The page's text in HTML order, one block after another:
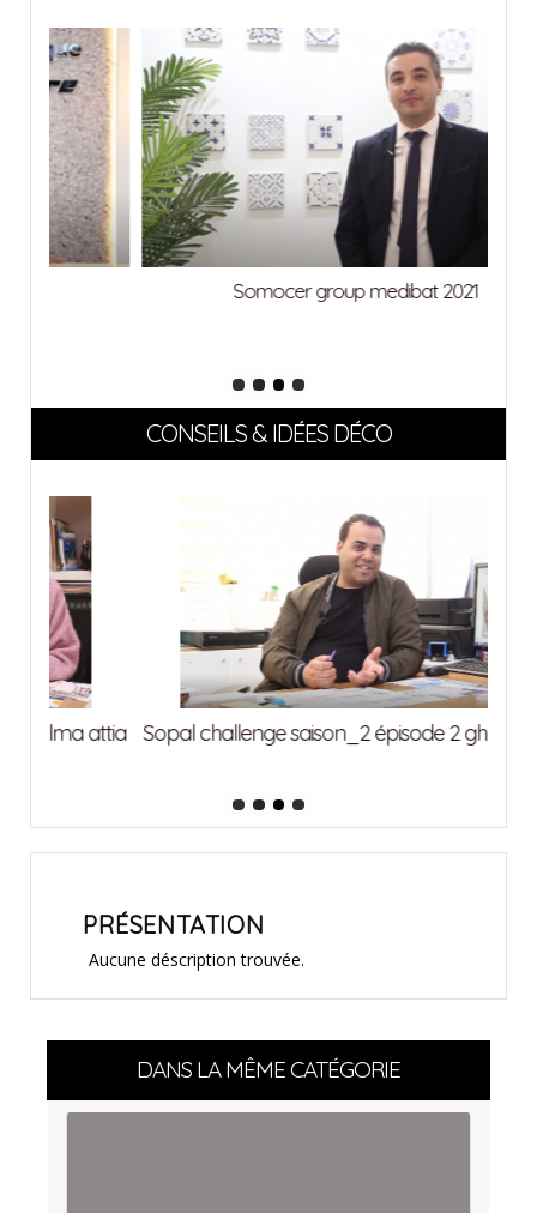
Somocer group medibat 2021
CONSEILS & IDÉES DÉCO
Sopal challenge saison_2 épisode 2 ghrab imed
PRÉSENTATION
Aucune déscription trouvée.
DANS LA MÊME CATÉGORIE